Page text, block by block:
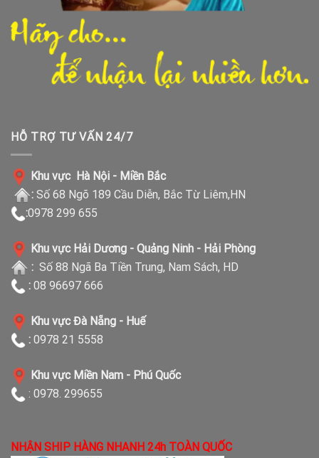
HỖ TRỢ TƯ VẤN 24/7
Khu vực Hà Nội - Miền Bắc
: Số 68 Ngõ 189 Cầu Diễn, Bắc Từ Liêm,HN
:0978 299 655
Khu vực Hải Dương - Quảng Ninh - Hải Phòng
: Số 88 Ngã Ba Tiền Trung, Nam Sách, HD
: 08 96697 666
Khu vực Đà Nẵng - Huế
: 0978 21 5558
Khu vực Miền Nam - Phú Quốc
: 0978. 299655
NHẬN SHIP HÀNG NHANH 24h TOÀN QUỐC